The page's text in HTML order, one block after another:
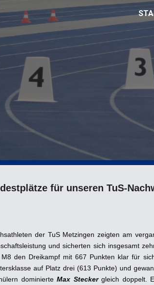
main content
für unseren TuS-
der TuS Metzingen zeigten am
und sicherten sich insgesamt
M8 den Dreikampf mit 667 Punkten klar für
auf Platz drei (613 Punkte) und
dominierteMax Steckergleich doppelt.